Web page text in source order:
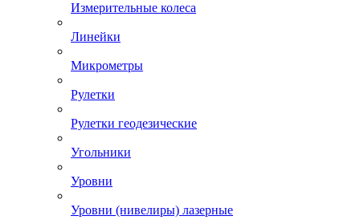
Измерительные колеса
Линейки
Микрометры
Рулетки
Рулетки геодезические
Угольники
Уровни
Уровни (нивелиры) лазерные